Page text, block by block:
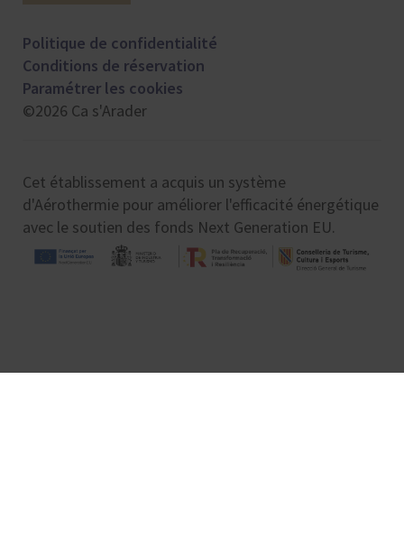
Politique de confidentialité
Conditions de réservation
Paramétrer les cookies
©2026 Ca s'Arader
Cet établissement a acquis un système
d'Aérothermie pour améliorer l'efficacité énergétique
avec le soutien des fonds Next Generation EU.